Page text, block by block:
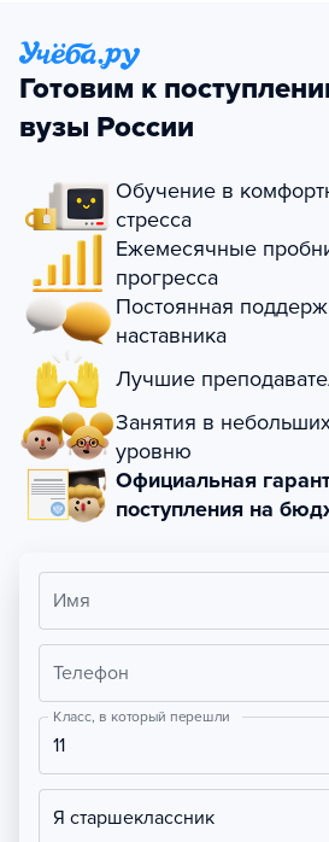
Готовим к
вузы России
Обучение в
стресса
Ежемесячные
прогресса
Постоянная
наставника
Лучшие
Занятия в
уровню
Официальная
поступления на
Имя
Телефон
Класс, в который перешли
11
Я старшеклассник